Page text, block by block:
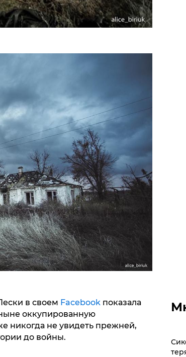
в своем Facebookпоказала
оккупированную
никогда не увидеть прежней,
до войны.